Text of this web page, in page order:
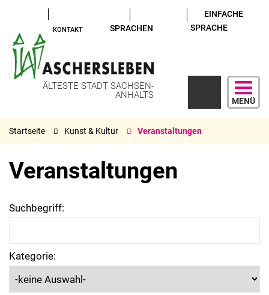
KONTAKT SPRACHEN
EINFACHE
SPRACHE
ÄLTESTE STADT SACHSEN-
ANHALTS
MENÜ
Startseite Kunst & Kultur Veranstaltungen
Veranstaltungen
Suchbegriff:
Kategorie: